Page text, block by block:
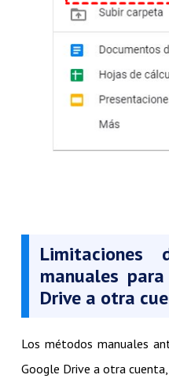
Limitaciones
manuales
Drive a otra
Los métodos manuales
Google Drive a otra